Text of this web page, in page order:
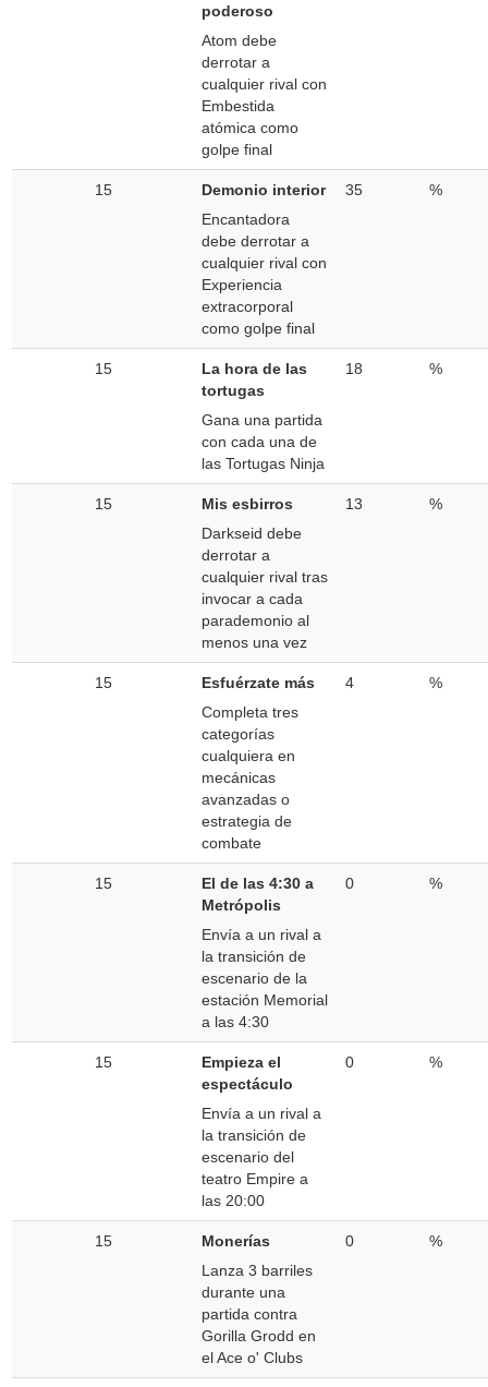
poderoso
Atom debe
derrotar a
cualquier rival con
Embestida
atómica como
golpe final
15
Demonio interior
Encantadora
debe derrotar a
cualquier rival con
Experiencia
extracorporal
como golpe final
35 %
15
La hora de las
tortugas
Gana una partida
con cada una de
las Tortugas Ninja
18 %
15
Mis esbirros
Darkseid debe
derrotar a
cualquier rival tras
invocar a cada
parademonio al
menos una vez
13 %
15
Esfuérzate más
Completa tres
categorías
cualquiera en
mecánicas
avanzadas o
estrategia de
combate
4 %
15
El de las 4:30 a
Metrópolis
Envía a un rival a
la transición de
escenario de la
estación Memorial
a las 4:30
0 %
15
Empieza el
espectáculo
Envía a un rival a
la transición de
escenario del
teatro Empire a
las 20:00
0 %
15
Monerías
Lanza 3 barriles
durante una
partida contra
Gorilla Grodd en
el Ace o' Clubs
0 %